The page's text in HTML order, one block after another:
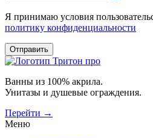
Я принимаю условия
политику конфиденциальности
Отправить
Ванны из 100% акрила.
Унитазы и душевые ограждения.
Перейти →
Меню